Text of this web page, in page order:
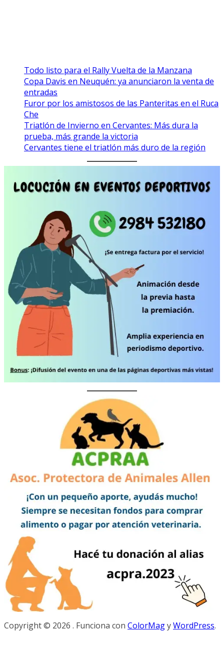
Todo listo para el Rally Vuelta de la Manzana
Copa Davis en Neuquén: ya anunciaron la venta de
entradas
Furor por los amistosos de las Panteritas en el Ruca
Che
Triatlón de Invierno en Cervantes: Más dura la
prueba, más grande la victoria
Cervantes tiene el triatlón más duro de la región
Copyright © 2026 . Funciona con ColorMagyWordPress.